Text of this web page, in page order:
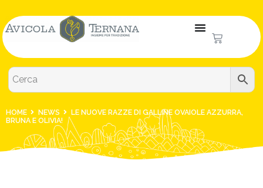
HOME NEWS
LE NUOVE RAZZE DI GALLINE OVAIOLE AZZURRA,
BRUNA E OLIVIA!